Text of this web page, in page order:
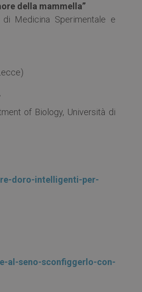
della mammella”
Medicina Sperimentale e
of Biology, Università di
doro-intelligenti-per-
al-seno-sconfiggerlo-con-